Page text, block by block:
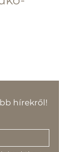
hírekről!